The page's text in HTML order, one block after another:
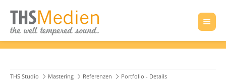
THS Studio Mastering Referenzen Portfolio - Details